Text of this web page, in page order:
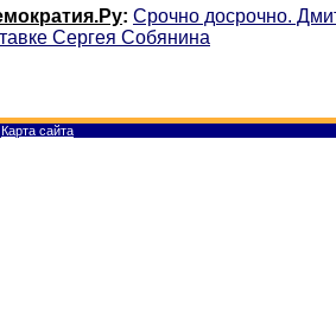
: Срочно досрочно.
Сергея Собянина
Карта сайта